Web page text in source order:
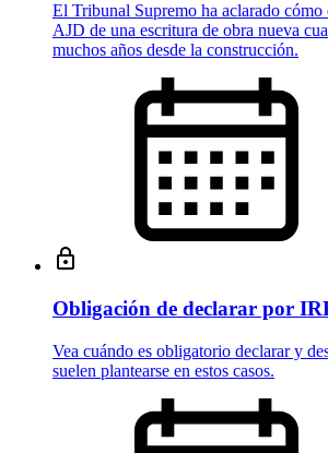
El Tribunal Supremo ha aclarado cómo
AJD de una escritura de obra nueva
muchos años desde la construcción.
Obligación de declarar por
Vea cuándo es obligatorio declarar y
suelen plantearse en estos casos.